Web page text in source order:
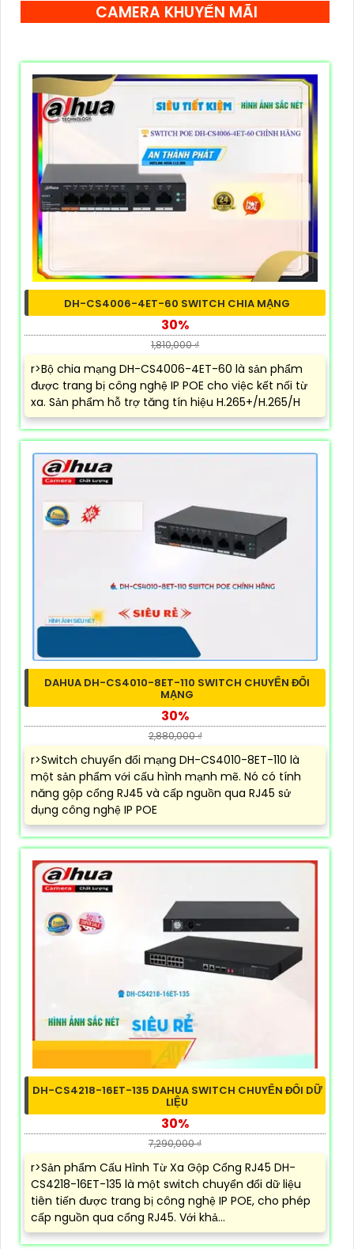
CAMERA KHUYẾN MÃI
DH-CS4006-4ET-60 SWITCH CHIA MẠNG
30%
1,810,000 ₫
r>Bộ chia mạng DH-CS4006-4ET-60 là sản phẩm
được trang bị công nghệ IP POE cho việc kết nối từ
xa. Sản phẩm hỗ trợ tăng tín hiệu H.265+/H.265/H
DAHUA DH-CS4010-8ET-110 SWITCH CHUYỂN ĐỔI
MẠNG
30%
2,880,000 ₫
r>Switch chuyển đổi mạng DH-CS4010-8ET-110 là
một sản phẩm với cấu hình mạnh mẽ. Nó có tính
năng gộp cổng RJ45 và cấp nguồn qua RJ45 sử
dụng công nghệ IP POE
DH-CS4218-16ET-135 DAHUA SWITCH CHUYỂN ĐỔI DỮ
LIỆU
30%
7,290,000 ₫
r>Sản phẩm Cấu Hình Từ Xa Gộp Cổng RJ45 DH-
CS4218-16ET-135 là một switch chuyển đổi dữ liệu
tiên tiến được trang bị công nghệ IP POE, cho phép
cấp nguồn qua cổng RJ45. Với khả...